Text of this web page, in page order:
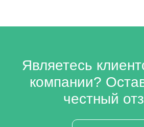
Являетесь
компании?
честный